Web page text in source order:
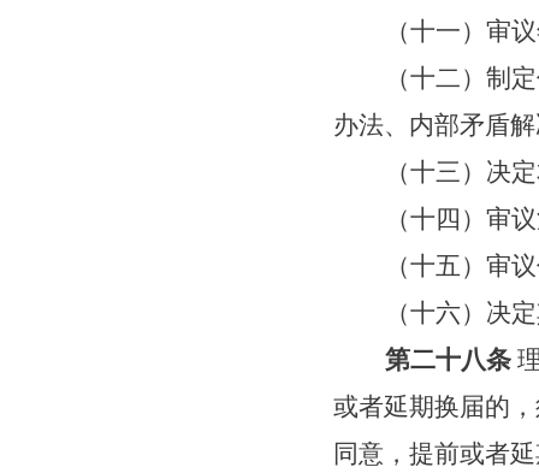
（十一）审
（十二）制
办法、内部矛盾
（十三）决
（十四 ）审
（十五）审
（十六）决
第二十八条
或者延期换届的
同意，提前或者